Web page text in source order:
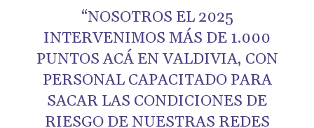
“NOSOTROS EL 2025
INTERVENIMOS MÁS DE 1.000
PUNTOS ACÁ EN VALDIVIA, CON
PERSONAL CAPACITADO PARA
SACAR LAS CONDICIONES DE
RIESGO DE NUESTRAS REDES